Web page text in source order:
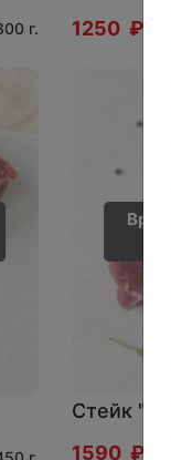
г.
1250 ₽
Стейк
1590 ₽